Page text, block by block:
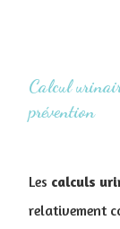
Calcul
prévention
Les calculs
relativement